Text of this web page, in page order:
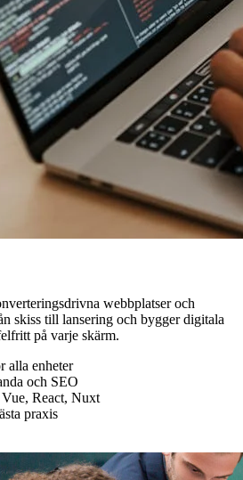
webbplatser och
skiss till lansering och bygger digitala
på varje skärm.
alla enheter
och SEO
React, Nuxt
praxis